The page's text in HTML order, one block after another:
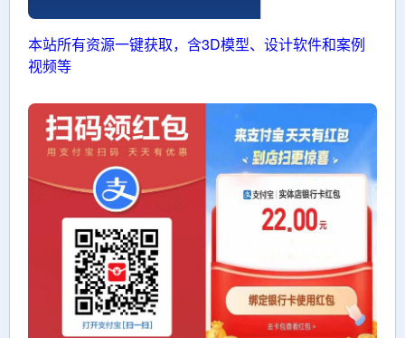
本站所有资源一键获取，含3D模型、设计软件和案例
视频等